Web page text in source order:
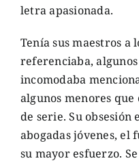
letra apasionada.
Tenía sus maestros a
referenciaba,
incomodaba
algunos menores
de serie. Su obsesión
abogadas jóvenes, el
su mayor esfuerzo.